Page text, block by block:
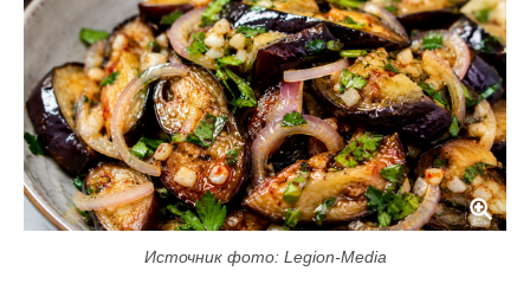
Источник фото: Legion-Media